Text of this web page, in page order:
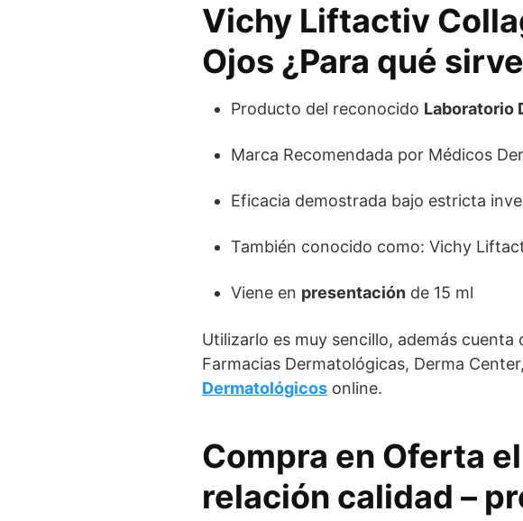
Vichy Liftactiv
Ojos ¿Para qué
Producto del reconocido Laboratorio
Marca Recomendada por Médicos
Eficacia demostrada bajo estricta
También conocido como: Vichy
Viene en presentación de 15 ml
Utilizarlo es muy sencillo, además
Farmacias Dermatológicas, Derma
Dermatológicos online.
Compra en Oferta
relación calidad –